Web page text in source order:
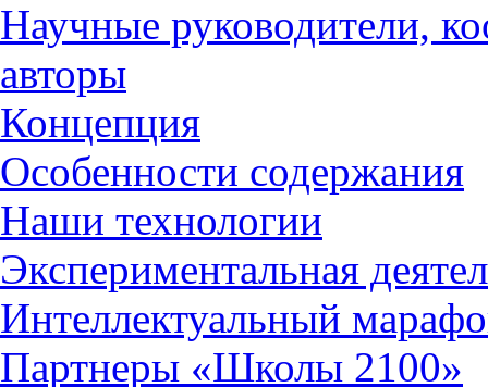
Научные руководители,
авторы
Концепция
Особенности содержания
Наши технологии
Экспериментальная
Интеллектуальный
Партнеры «Школы 2100»